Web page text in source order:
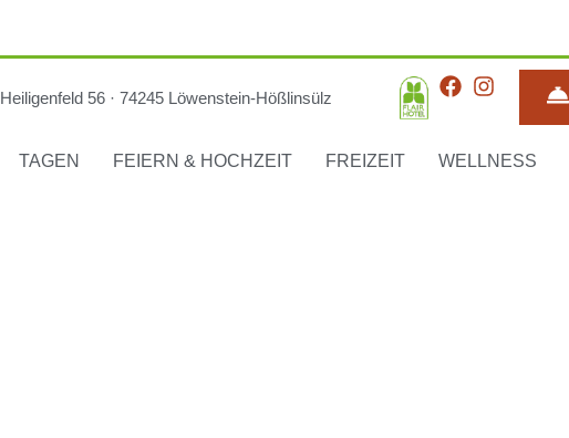
Heiligenfeld 56 · 74245 Löwenstein-Hößlinsülz
TAGEN FEIERN & HOCHZEIT FREIZEIT WELLNESS